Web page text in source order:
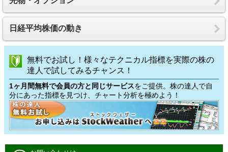
日経平均株価の動き
無料でお試し！様々なテクニカル指標を実際の株の
達人で試してみるチャンス！
1ヶ月間無料で会員の方と同じサービスをご提供。株の達人で自
分にあった指標を見つけ、チャート分析を極めよう！